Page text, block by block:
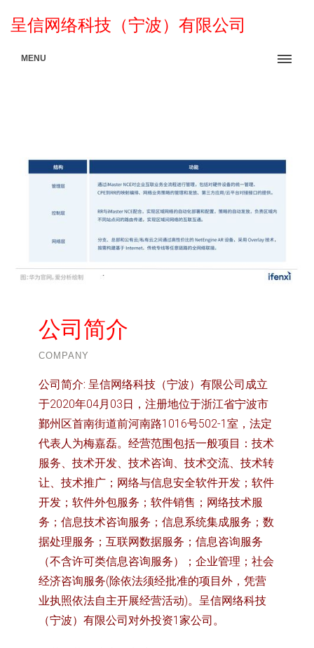
呈信网络科技（宁波）有限公司
MENU
公司简介
COMPANY
公司简介: 呈信网络科技（宁波）有限公司成立
于2020年04月03日，注册地位于浙江省宁波市
鄞州区首南街道前河南路1016号502-1室，法定
代表人为梅嘉磊。经营范围包括一般项目：技术
服务、技术开发、技术咨询、技术交流、技术转
让、技术推广；网络与信息安全软件开发；软件
开发；软件外包服务；软件销售；网络技术服
务；信息技术咨询服务；信息系统集成服务；数
据处理服务；互联网数据服务；信息咨询服务
（不含许可类信息咨询服务）；企业管理；社会
经济咨询服务(除依法须经批准的项目外，凭营
业执照依法自主开展经营活动)。呈信网络科技
（宁波）有限公司对外投资1家公司。